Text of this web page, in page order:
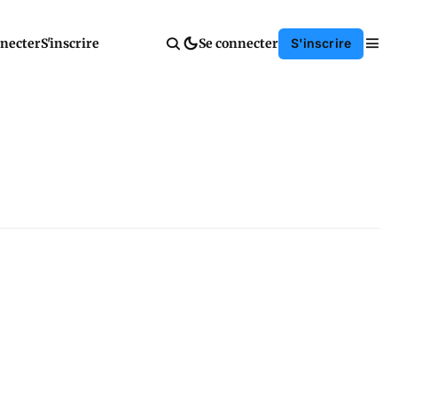
S'inscrire Se connecter S'inscrire